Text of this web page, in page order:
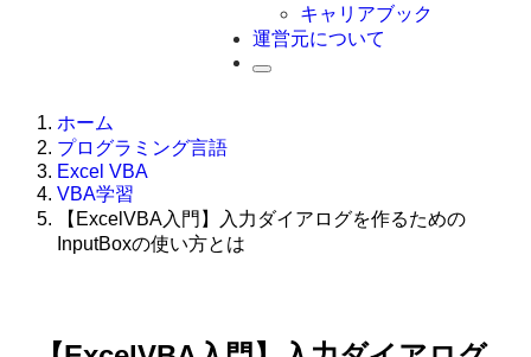
キャリアブック
運営元について
ホーム
プログラミング言語
Excel VBA
VBA学習
【ExcelVBA入門】入力ダイアログを作るための
InputBoxの使い方とは